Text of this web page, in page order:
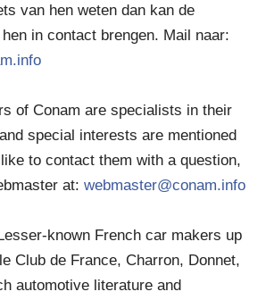
van hen weten dan kan de
in contact brengen. Mail naar:
of Conam are specialists in their
special interests are mentioned
to contact them with a question,
at: webmaster@conam.info
known French car makers up
Club de France, Charron, Donnet,
automotive literature and